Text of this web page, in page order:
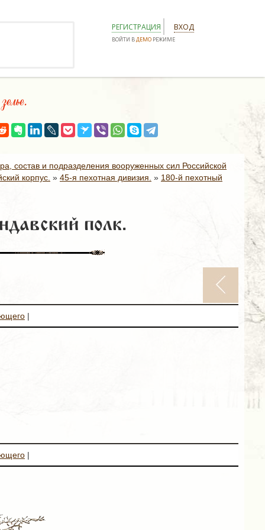
РЕГИСТРАЦИЯ ВХОД
ВОЙТИ ВДЕМО РЕЖИМЕ
состав и подразделения вооруженных сил Российской
корпус. » 45-я пехотная дивизия. » 180-й пехотный
полк.
|
|